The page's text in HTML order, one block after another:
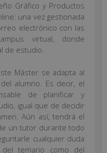
Gráfico y Productos
una vez gestionada
electrónico con las
virtual, donde
de estudio.
Máster se adapta al
alumno. Es decir, el
de planificar y
igual que de decidir
Aún así, tendrá el
un tutor durante todo
cualquier duda
temario como del